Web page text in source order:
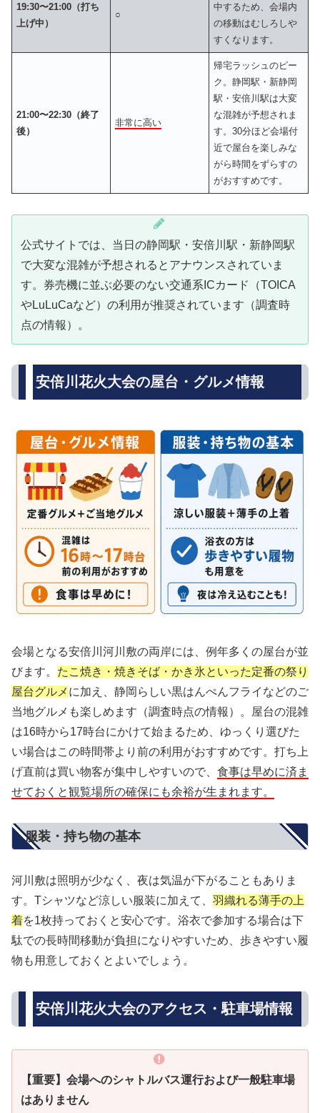
19:30〜21:00（打ち
上げ中）
○
中するため、会場内
の移動はむしろしや
すくなります。
21:00〜22:30（終了
後）
非常に高い
帰宅ラッシュのピー
ク。静岡駅・新静岡
駅・安倍川駅は大変
な混雑が予想されま
す。30分ほど会場付
近で屋台を楽しみな
がら時間をずらすの
がおすすめです。
公式サイトでは、当日の静岡駅・安倍川駅・新静岡駅
で大変な混雑が予想されるとアナウンスされていま
す。券売機に並ぶ必要のない交通系ICカード（TOICA
やLuLuCaなど）の利用が推奨されています（調査時
点の情報）。
安倍川花火大会の屋台・グルメ情報
会場となる安倍川河川敷の両岸には、例年多くの屋台が並
びます。 たこ焼き・焼きそば・かき氷といった定番の祭り
屋台グルメ に加え、静岡らしい黒はんぺんフライなどのご
当地グルメも楽しめます（調査時点の情報）。屋台の混雑
は16時から17時台にかけて始まるため、ゆっくり選びた
い場合はこの時間帯より前の利用がおすすめです。打ち上
げ直前は買い物客が集中しやすいので、 食事は早めに済ま
せておくと観覧場所の確保にも余裕が生まれます。
服装・持ち物の基本
河川敷は照明が少なく、夜は気温が下がることもありま
す。Tシャツなど涼しい服装に加えて、 羽織れる薄手の上
着を1枚持っておくと安心です。浴衣で参加する場合は下
駄での長時間移動が負担になりやすいため、歩きやすい履
物も用意しておくとよいでしょう。
安倍川花火大会のアクセス・駐車場情報
【重要】会場へのシャトルバス運行および一般駐車場
はありません